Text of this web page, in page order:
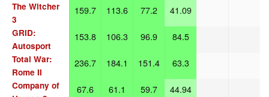
The Witcher
3
159.7 113.6 77.2 41.09
GRID:
Autosport
153.8 106.3 96.9 84.5
Total War:
Rome II
236.7 184.1 151.4 63.3
Company of
67.6 61.1 59.7 44.94